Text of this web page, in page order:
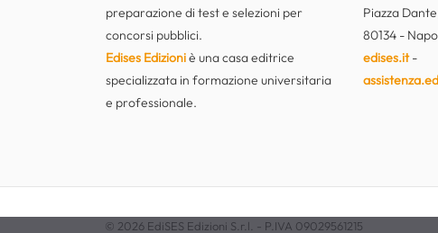
preparazione di test e selezioni per
concorsi pubblici.
Edises Edizioniè una casa editrice
specializzata in formazione universitaria
e professionale.
Piazza
80134 -
edises.it-
© 2026 EdiSES Edizioni S.r.l. - P.IVA 09029561215